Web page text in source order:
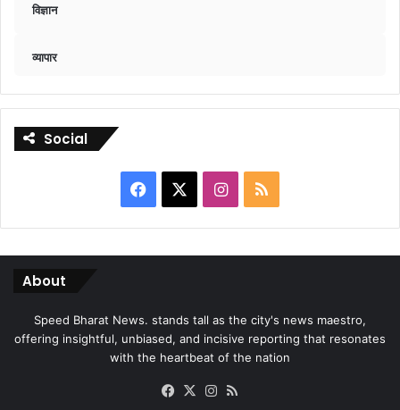
विज्ञान
व्यापार
Social
Facebook Instagram
RSS
About
Speed Bharat News. stands tall as the city's news maestro,
offering insightful, unbiased, and incisive reporting that resonates
with the heartbeat of the nation
Facebook
X Instagram